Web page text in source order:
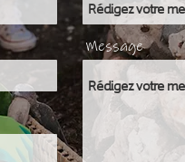
Message